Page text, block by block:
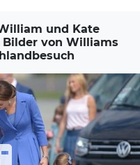
und Kate
Bilder von Williams